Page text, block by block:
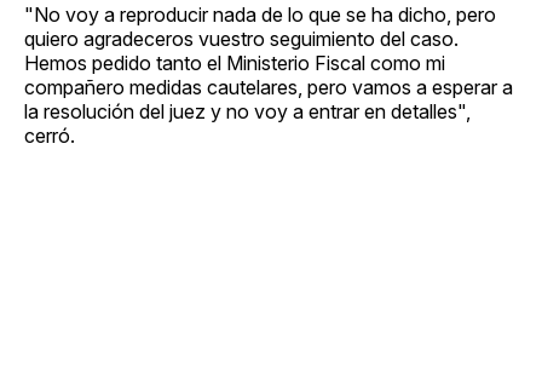
"No voy a reproducir nada de lo que se ha dicho, pero
quiero agradeceros vuestro seguimiento del caso.
Hemos pedido tanto el Ministerio Fiscal como mi
compañero medidas cautelares, pero vamos a esperar a
la resolución del juez y no voy a entrar en detalles",
cerró.